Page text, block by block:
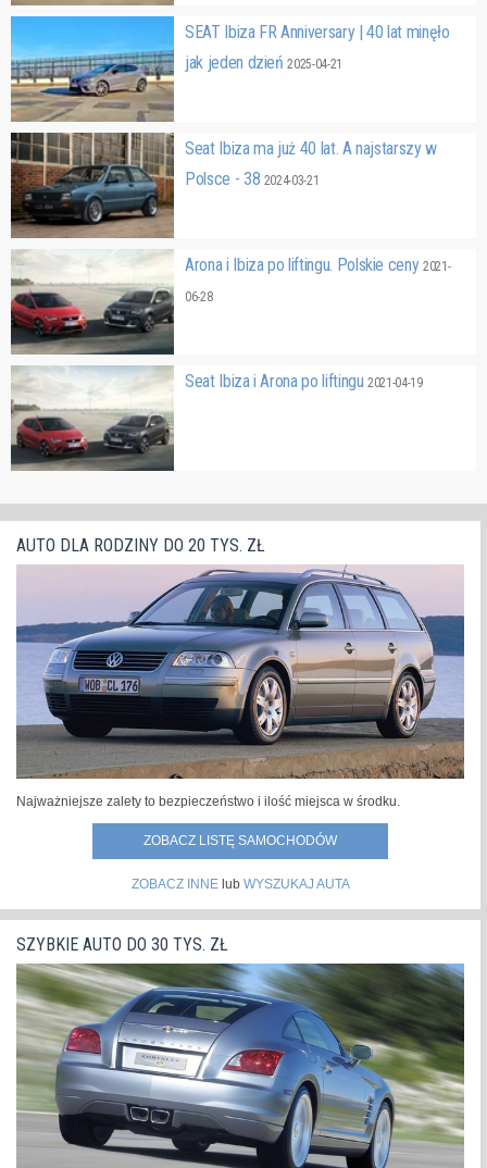
SEAT Ibiza FR Anniversary | 40 lat minęło
jak jeden dzień2025-04-21
Seat Ibiza ma już 40 lat. A najstarszy w
Polsce - 38 2024-03-21
Arona i Ibiza po liftingu. Polskie ceny 2021-
06-28
Seat Ibiza i Arona po liftingu2021-04-19
AUTO DLA RODZINY DO 20 TYS. ZŁ
Najważniejsze zalety to bezpieczeństwo i ilość miejsca w środku.
ZOBACZ LISTĘ SAMOCHODÓW
ZOBACZ INNElub WYSZUKAJ AUTA
SZYBKIE AUTO DO 30 TYS. ZŁ